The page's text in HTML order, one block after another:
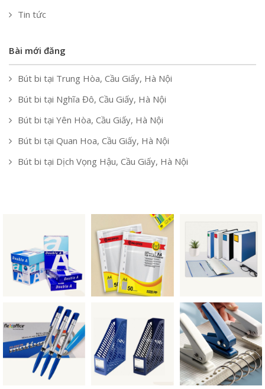
Tin tức
Bài mới đăng
Bút bi tại Trung Hòa, Cầu Giấy, Hà Nội
Bút bi tại Nghĩa Đô, Cầu Giấy, Hà Nội
Bút bi tại Yên Hòa, Cầu Giấy, Hà Nội
Bút bi tại Quan Hoa, Cầu Giấy, Hà Nội
Bút bi tại Dịch Vọng Hậu, Cầu Giấy, Hà Nội